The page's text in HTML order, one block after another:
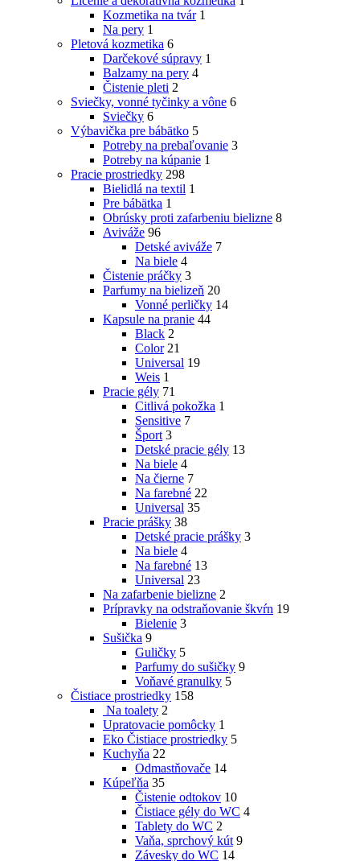
Kozmetika na tvár 1
Na pery 1
Pletová kozmetika 6
Darčekové súpravy 1
Balzamy na pery 4
Čistenie pleti 2
Sviečky, vonné tyčinky a vône 6
Sviečky 6
Výbavička pre bábätko 5
Potreby na prebaľovanie 3
Potreby na kúpanie 1
Pracie prostriedky 298
Bielidlá na textil 1
Pre bábätka 1
Obrúsky proti zafarbeniu bielizne 8
Aviváže 96
Detské aviváže 7
Na biele 4
Čistenie práčky 3
Parfumy na bielizeň 20
Vonné perličky 14
Kapsule na pranie 44
Black 2
Color 21
Universal 19
Weis 1
Pracie gély 71
Citlivá pokožka 1
Sensitive 7
Šport 3
Detské pracie gély 13
Na biele 4
Na čierne 7
Na farebné 22
Universal 35
Pracie prášky 38
Detské pracie prášky 3
Na biele 4
Na farebné 13
Universal 23
Na zafarbenie bielizne 2
Prípravky na odstraňovanie škvŕn 19
Bielenie 3
Sušička 9
Guličky 5
Parfumy do sušičky 9
Voňavé granulky 5
Čistiace prostriedky 158
Na toalety 2
Upratovacie pomôcky 1
Eko Čistiace prostriedky 5
Kuchyňa 22
Odmastňovače 14
Kúpeľňa 35
Čistenie odtokov 10
Čistiace gély do WC 4
Tablety do WC 2
Vaňa, sprchový kút 9
Závesky do WC 14